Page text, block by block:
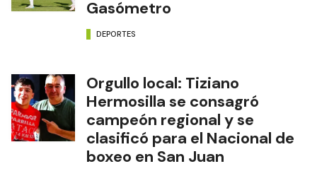
Gasómetro
DEPORTES
Orgullo local: Tiziano
Hermosilla se consagró
campeón regional y se
clasificó para el Nacional de
boxeo en San Juan